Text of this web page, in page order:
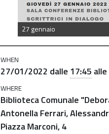
27 gennaio
WHEN
27/01/2022 dalle 17:45 alle
WHERE
Biblioteca Comunale
Antonella Ferrari,
Piazza Marconi, 4